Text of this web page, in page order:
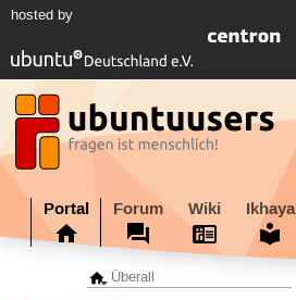
hosted by
Portal Forum Wiki Ikhaya